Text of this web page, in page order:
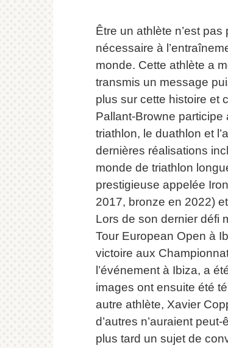
Être un athlète n’est
nécessaire à
monde. Cette athlète a
transmis un message
plus sur cette histoire et
Pallant-Browne
triathlon, le duathlon et
dernières réalisations
monde de triathlon
prestigieuse appelée
2017, bronze en 2022)
Lors de son dernier défi
Tour European Open à
victoire aux
l’événement à Ibiza, a
images ont ensuite été
autre athlète, Xavier
d’autres n’auraient
plus tard un sujet de